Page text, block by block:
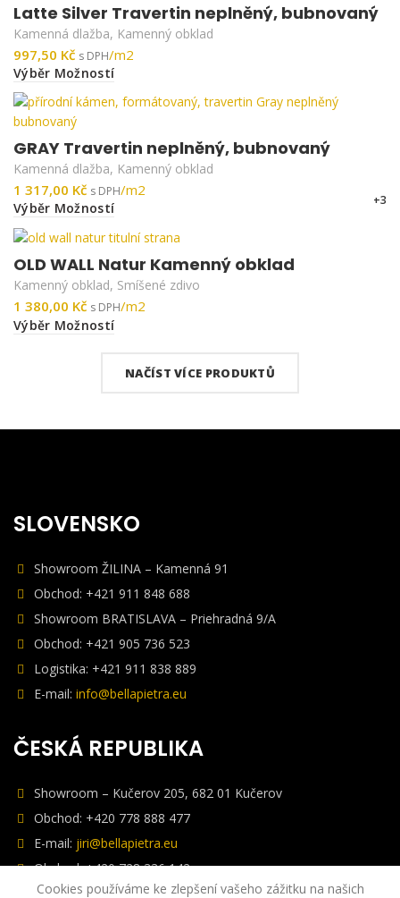
Latte Silver Travertin neplněný, bubnovaný
Kamenná dlažba, Kamenný obklad
Kč
Výběr Možností
GRAY Travertin neplněný, bubnovaný
Kamenná dlažba, Kamenný obklad
Kč
Výběr Možností +3
OLD WALL Natur Kamenný obklad
Kamenný obklad, Smíšené zdivo
Kč
Výběr Možností
NAČÍST VÍCE PRODUKTŮ
SLOVENSKO
Showroom ŽILINA – Kamenná 91
Obchod: +421 911 848 688
Showroom BRATISLAVA – Priehradná 9/A
Obchod: +421 905 736 523
Logistika: +421 911 838 889
E-mail: info@bellapietra.eu
ČESKÁ REPUBLIKA
Showroom – Kučerov 205, 682 01 Kučerov
Obchod: +420 778 888 477
E-mail: jiri@bellapietra.eu
Obchod: +420 728 336 142
E-mail:jakub@bellapietra.eu
Cookies používáme ke zlepšení vašeho zážitku na našich